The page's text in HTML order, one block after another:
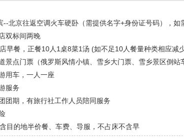
--北京往返空调火车硬卧（需提供名字+身份证号码），如
双标间两晚
早餐，正餐10人1桌8菜1汤 (如不足10人餐量种类相应
景点门票（俄罗斯风情小镇、雪乡大门票、雪乡景区倒站
用车，一人一座
服务
团期，有旅行社工作人员陪同服务
目的地半价餐、车费、导服，不占床不含早